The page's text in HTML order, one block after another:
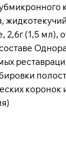
2,6г (1,5 мл),
коронок